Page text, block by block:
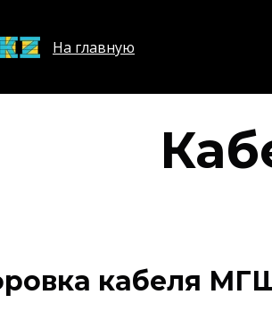
На главную
кабеля